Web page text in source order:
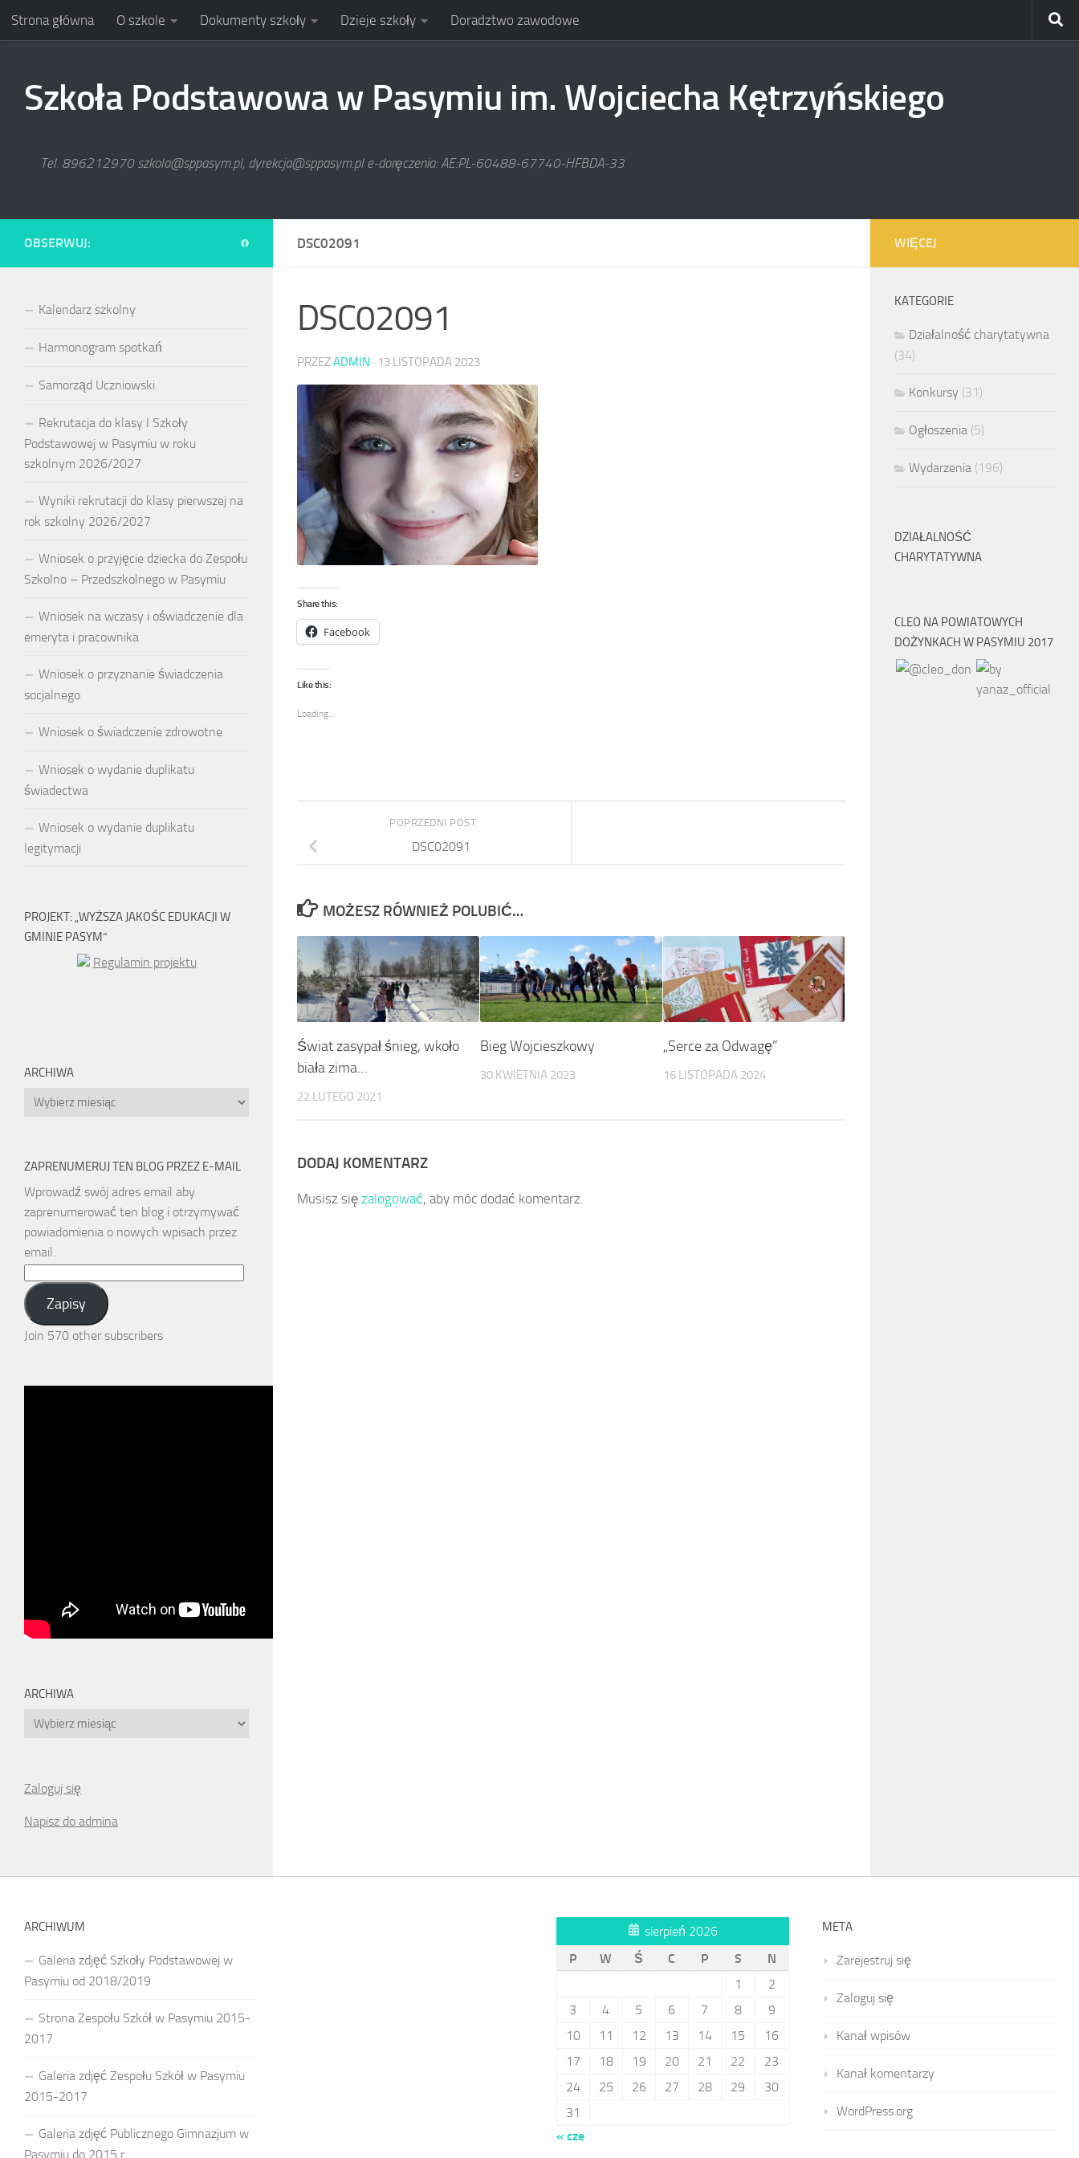
Skip to content
Strona główna O szkole Dokumenty szkoły Dzieje szkoły Doradztwo zawodowe
Szkoła Podstawowa w Pasymiu im. Wojciecha Kętrzyńskiego
Tel. 896212970 szkola@sppasym.pl, dyrekcja@sppasym.pl e-doręczenia: AE:PL-60488-67740-HFBDA-33
DSC02091
DSC02091
PRZEZADMIN · 13 LISTOPADA 2023
Share this:
Facebook
Like this:
Loading...
POPRZEDNI POST
DSC02091
MOŻESZ RÓWNIEŻ POLUBIĆ…
Świat zasypał śnieg, wkoło
biała zima…
22 LUTEGO 2021
Bieg Wojcieszkowy
30 KWIETNIA 2023
„Serce za Odwagę”
16 LISTOPADA 2024
DODAJ KOMENTARZ
Musisz się zalogować, aby móc dodać komentarz.
OBSERWUJ:
Kalendarz szkolny
Harmonogram spotkań
Samorząd Uczniowski
Rekrutacja do klasy I Szkoły
Podstawowej w Pasymiu w roku
szkolnym 2026/2027
Wyniki rekrutacji do klasy pierwszej na
rok szkolny 2026/2027
Wniosek o przyjęcie dziecka do Zespołu
Szkolno – Przedszkolnego w Pasymiu
Wniosek na wczasy i oświadczenie dla
emeryta i pracownika
Wniosek o przyznanie świadczenia
socjalnego
Wniosek o świadczenie zdrowotne
Wniosek o wydanie duplikatu
świadectwa
Wniosek o wydanie duplikatu
legitymacji
PROJEKT: „WYŻSZA JAKOŚC EDUKACJI W
GMINIE PASYM”
Regulamin projektu
ARCHIWA
Archiwa
ZAPRENUMERUJ TEN BLOG PRZEZ E-MAIL
Wprowadź swój adres email aby
zaprenumerować ten blog i otrzymywać
powiadomienia o nowych wpisach przez
email.
Address:
Zapisy
Join 570 other subscribers
ARCHIWA
Archiwa
Zaloguj się
Napisz do admina
WIĘCEJ
KATEGORIE
Działalność charytatywna
(34)
Konkursy (31)
Ogłoszenia (5)
Wydarzenia (196)
DZIAŁALNOŚĆ
CHARYTATYWNA
CLEO NA POWIATOWYCH
DOŻYNKACH W PASYMIU 2017
ARCHIWUM
Galeria zdjęć Szkoły Podstawowej w
Pasymiu od 2018/2019
Strona Zespołu Szkół w Pasymiu 2015-
2017
Galeria zdjęć Zespołu Szkół w Pasymiu
2015-2017
Galeria zdjęć Publicznego Gimnazjum w
Pasymiu do 2015 r.
sierpień 2026
P
W Ś C P S
N
1
2
3
4 5 6 7 8
9
10
11 12 13 14 15
16
17
18 19 20 21 22
23
24
25 26 27 28 29
30
31
« cze
META
Zarejestruj się
Zaloguj się
Kanał wpisów
Kanał komentarzy
WordPress.org